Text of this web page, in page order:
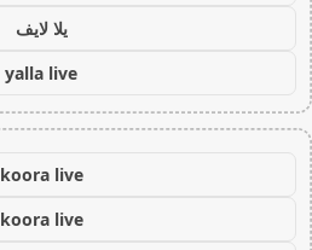
يلا لايف
yalla live
koora live
koora live